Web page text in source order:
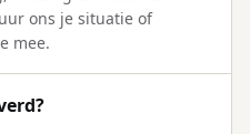
ons je situatie of
mee.